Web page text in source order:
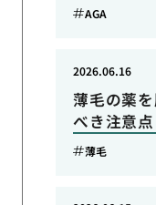
AGA
薄毛の薬
べき注意点
2026.06.16
薄毛